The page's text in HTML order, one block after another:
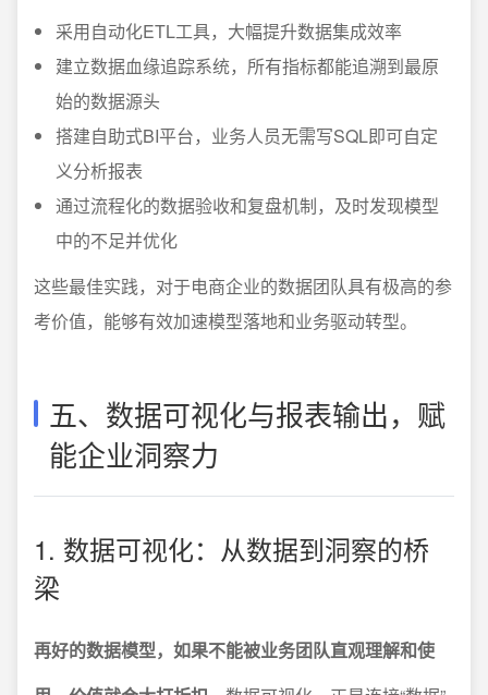
采用自动化ETL工具，大幅提升数据集成效率
建立数据血缘追踪系统，所有指标都能追溯到最原
始的数据源头
搭建自助式BI平台，业务人员无需写SQL即可自定
义分析报表
通过流程化的数据验收和复盘机制，及时发现模型
中的不足并优化
这些最佳实践，对于电商企业的数据团队具有极高的参
考价值，能够有效加速模型落地和业务驱动转型。
五、数据可视化与报表输出，赋
能企业洞察力
1. 数据可视化：从数据到洞察的桥
梁
再好的数据模型，如果不能被业务团队直观理解和使